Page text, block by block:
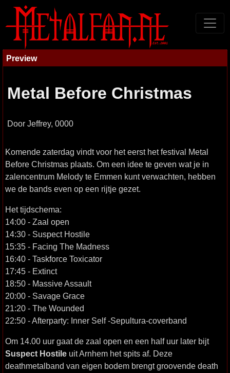
Preview
Metal Before Christmas
Door Jeffrey, 0000
Komende zaterdag vindt voor het eerst het festival Metal
Before Christmas plaats. Om een idee te geven wat je in
zalencentrum Melody te Emmen kunt verwachten, hebben
we de bands even op een rijtje gezet.
Het tijdschema:
14:00 - Zaal open
14:30 - Suspect Hostile
15:35 - Facing The Madness
16:40 - Taskforce Toxicator
17:45 - Extinct
18:50 - Massive Assault
20:00 - Savage Grace
21:20 - The Wounded
22:50 - Afterparty: Inner Self -Sepultura-coverband
Om 14.00 uur gaat de zaal open en een half uur later bijt
Suspect Hostile uit Arnhem het spits af. Deze
deathmetalband van eigen bodem brengt groovende death